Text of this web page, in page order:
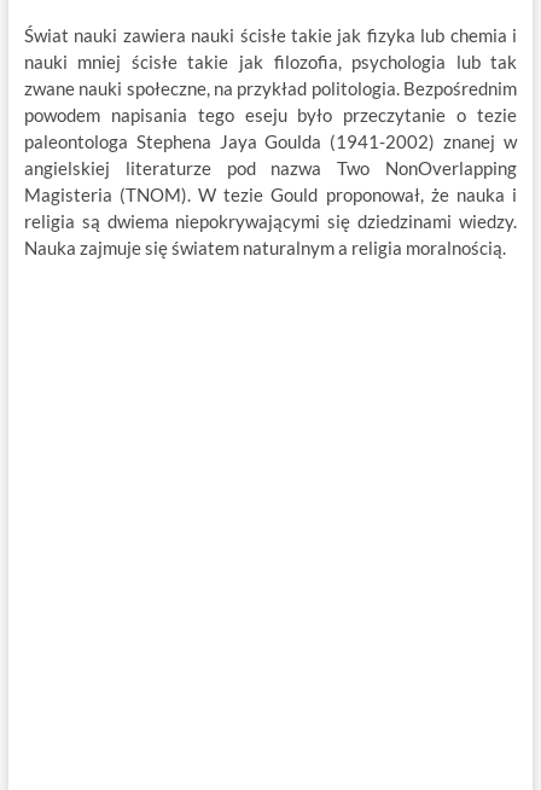
Świat nauki zawiera nauki ścisłe takie jak fizyka lub chemia i
nauki mniej ścisłe takie jak filozofia, psychologia lub tak
zwane nauki społeczne, na przykład politologia. Bezpośrednim
powodem napisania tego eseju było przeczytanie o tezie
paleontologa Stephena Jaya Goulda (1941-2002) znanej w
angielskiej literaturze pod nazwa Two NonOverlapping
Magisteria (TNOM). W tezie Gould proponował, że nauka i
religia są dwiema niepokrywającymi się dziedzinami wiedzy.
Nauka zajmuje się światem naturalnym a religia moralnością.